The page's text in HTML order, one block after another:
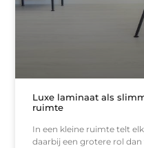
Luxe laminaat als
ruimte
In een kleine ruimte telt
daarbij een grotere rol